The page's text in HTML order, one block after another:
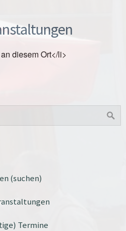
diesem Ort</li>
(suchen)
Termine